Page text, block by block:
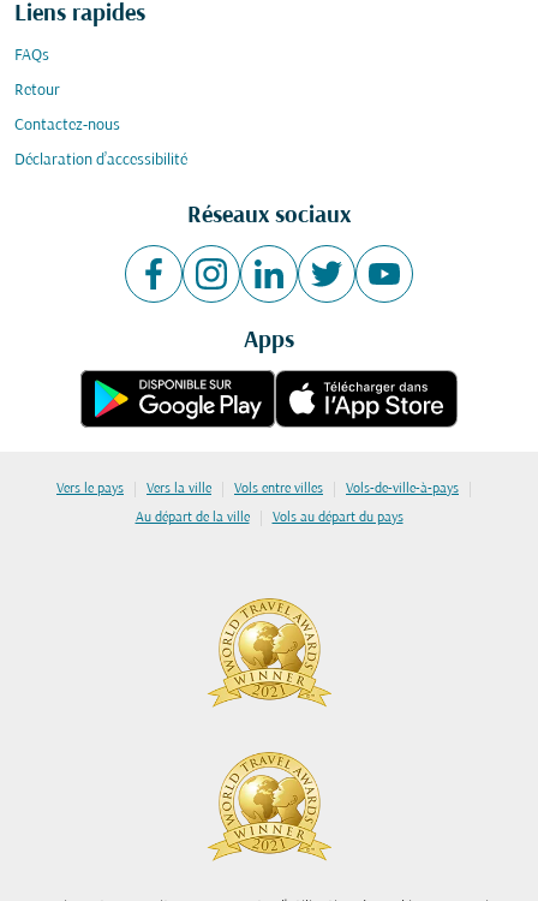
Liens rapides
FAQs
Retour
Contactez-nous
Déclaration d’accessibilité
Réseaux sociaux
Apps
Vers le pays | Vers la ville | Vols entre villes | Vols-de-ville-à-pays |
Au départ de la ville | Vols au départ du pays